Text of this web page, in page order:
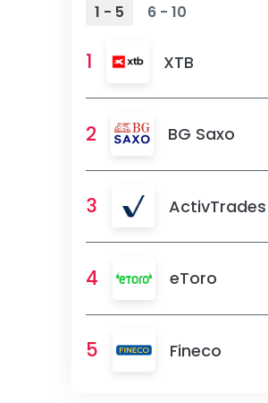
1 - 5 6 - 10
1 XTB
2 BG Saxo
3 ActivTrades
4 eToro
5 Fineco